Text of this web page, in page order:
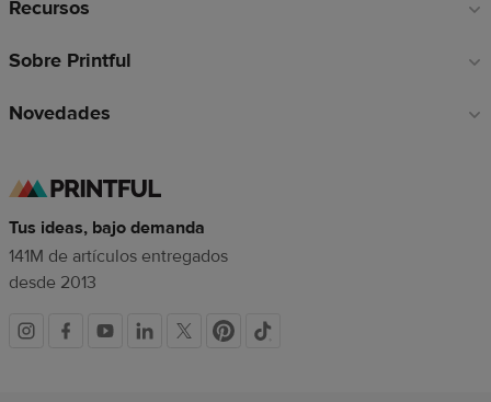
Recursos
Sobre Printful
Novedades
Tus ideas, bajo demanda
141M de artículos entregados
desde 2013
Redes